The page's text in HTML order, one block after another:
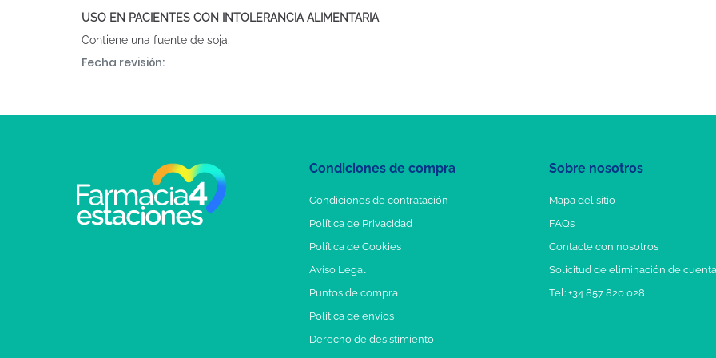
USO EN PACIENTES CON INTOLERANCIA ALIMENTARIA
Contiene una fuente de soja.
Fecha revisión:
Condiciones de compra
Condiciones de contratación
Política de Privacidad
Política de Cookies
Aviso Legal
Puntos de compra
Política de envíos
Derecho de desistimiento
Sobre nosotros
Mapa del sitio
FAQs
Contacte con nosotros
Solicitud de eliminación de cuenta
Tel: +34 857 820 028